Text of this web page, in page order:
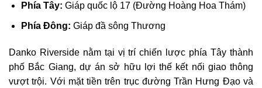
Phía Tây: Giáp quốc lộ 17 (Đường Hoàng Hoa Thám)
Phía Đông: Giáp đầ sông Thương
Danko Riverside nằm tại vị trí chiến lược phía Tây thành
phố Bắc Giang, dự án sở hữu lợi thế kết nối giao thông
vượt trội. Với mặt tiền trên trục đường Trần Hưng Đạo và